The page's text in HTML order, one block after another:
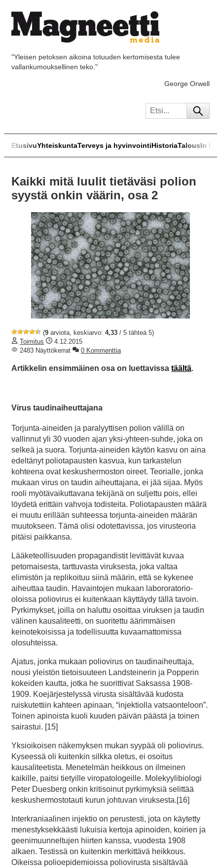
"Yleisen petoksen aikoina totuuden kertomisesta tulee
vallankumouksellinen teko."
George Orwell
EtusivuYhteiskuntaTerveys ja hyvinvointiHistoriaTalousIn
Kaikki mitä luulit tietäväsi polion
syystä onkin väärin, osa 2
(9 arviota, keskiarvo: 4,33 / 5 tähteä 5)
Toimitus
4.12.2015
2483 Näyttökerrat
0 Kommenttia
Artikkelin ensimmäinen osa on luettavissa täältä.
Virus taudinaiheuttajana
Torjunta-aineiden ja paralyyttisen polion välillä on
vallinnut yli 30 vuoden ajan yksi-yhteen-suhde, joka on
selkeä ja suora. Torjunta-aineiden käytön kasvu on aina
edeltänyt poliotapausten kasvua, kun tarkastelun
kohteena ovat keskushermoston oireet. Teorialle, jonka
mukaan virus on taudin aiheuttajana, ei jää sijaa. Myös
rooli myötävaikuttavana tekijänä on suljettu pois, ellei
löydetä erittäin vahvoja todisteita. Poliotapausten määrä
ei muutu erillään suhteessa torjunta-aineiden määrän
muutokseen. Tämä olisi odotettavissa, jos virusteoria
pitäisi paikkansa.
Lääketeollisuuden propagandistit levittävät kuvaa
petomaisesta, tarttuvasta viruksesta, joka valtaa
elimistön ja replikoituu siinä määrin, että se kykenee
aiheuttaa taudin. Havaintojen mukaan labororatorio-
oloissa poliovirus ei kuitenkaan käyttäydy tällä tavoin.
Pyrkimykset, joilla on haluttu osoittaa viruksen ja taudin
välinen kausaliteetti, on suoritettu äärimmäisen
keinotekoisissa ja todellisuutta kuvaamattomissa
olosuhteissa.
Ajatus, jonka mukaan poliovirus on taudinaiheuttaja,
nousi yleistön tietoisuuteen Landsteinerin ja Popperin
kokeiden kautta, jotka he suorittivat Saksassa 1908-
1909. Koejärjestelyssä virusta sisältävää kudosta
ruiskutettiin kahteen apinaan, “injektiolla vatsaonteloon”.
Toinen apinoista kuoli kuuden päivän päästä ja toinen
sairastui. [15]
Yksioikoisen näkemyksen mukan syypää oli poliovirus.
Kyseessä oli kuitenkin silkka oletus, ei osoitus
kausaliteetista. Menetelmän heikkous on ilmeinen
kaikille, paitsi tietyille viropatologeille. Molekyylibiologi
Peter Duesberg onkin kritisoinut pyrkimyksiä selittää
keskushermostotauti kurun johtuvan viruksesta.[16]
Interkraniaalinen injektio on perustesti, jota on käytetty
menestyksekkäästi lukuisia kertoja apinoiden, koirien ja
geenimuunneltujen hiirten kanssa, vuodesta 1908
alkaen. Testissä on kuitenkin merkittävä heikkous.
Oikeissa polioepidemioissa poliovirusta sisältävää